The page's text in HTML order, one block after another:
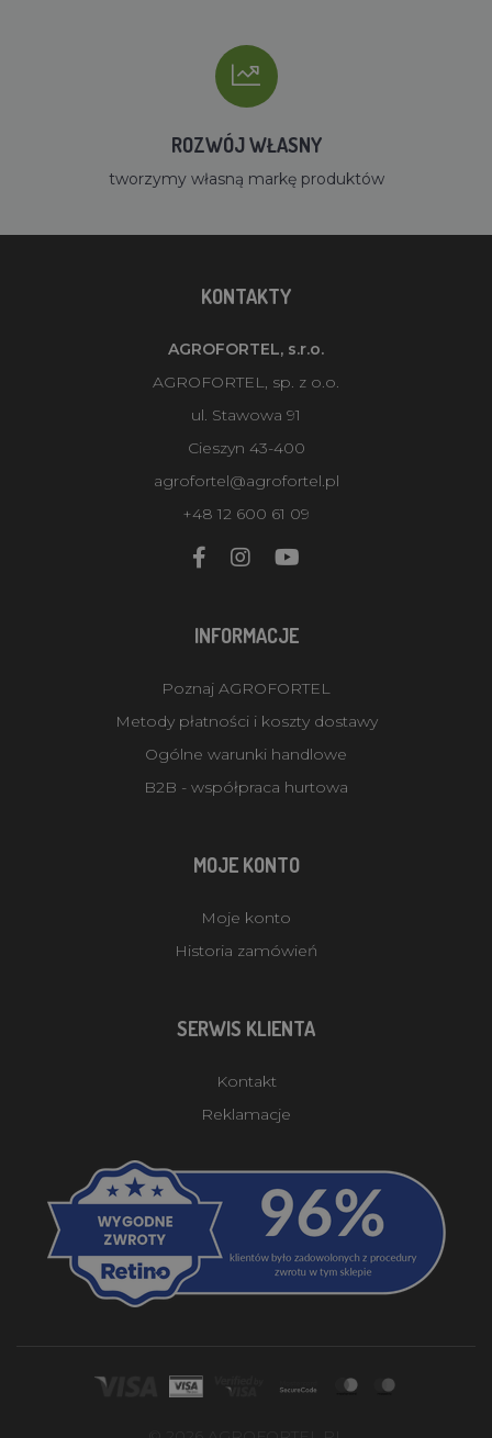
ROZWÓJ WŁASNY
tworzymy własną markę produktów
KONTAKTY
AGROFORTEL, s.r.o.
AGROFORTEL, sp. z o.o.
ul. Stawowa 91
Cieszyn 43-400
agrofortel@agrofortel.pl
+48 12 600 61 09
INFORMACJE
Poznaj AGROFORTEL
Metody płatności i koszty dostawy
Ogólne warunki handlowe
B2B - współpraca hurtowa
MOJE KONTO
Moje konto
Historia zamówień
SERWIS KLIENTA
Kontakt
Reklamacje